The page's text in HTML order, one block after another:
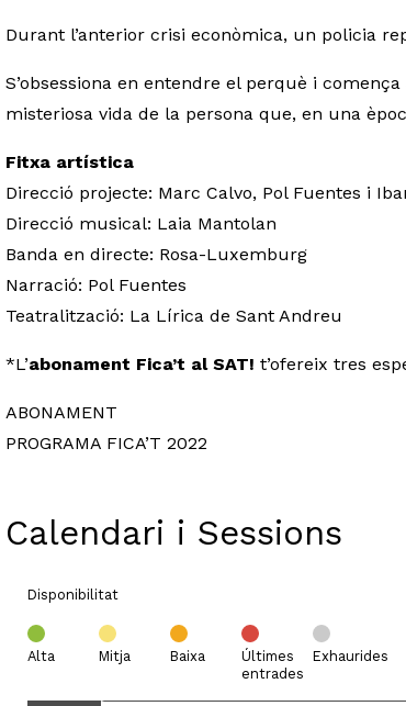
Durant l’anterior crisi econòmica, un policia
S’obsessiona en entendre el perquè i
misteriosa vida de la persona que, en una
Fitxa artística
Direcció projecte: Marc Calvo, Pol Fuentes i
Direcció musical: Laia Mantolan
Banda en directe: Rosa-Luxemburg
Narració: Pol Fuentes
Teatralització: La Lírica de Sant Andreu
*L’abonament Fica’t al SAT! t’ofereix tres
ABONAMENT
PROGRAMA FICA’T 2022
Calendari i Sessions
Disponibilitat
Alta Mitja Baixa
Últimes
entrades
Exhaurides